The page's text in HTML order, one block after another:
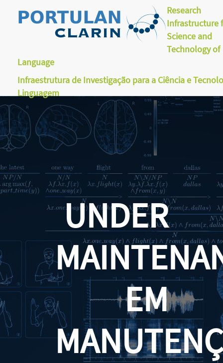
Research
Infrastructure
Science and
Technology of
Language
Infraestrutura de Investigação para a Ciência e
Linguagem
UNDER
EM